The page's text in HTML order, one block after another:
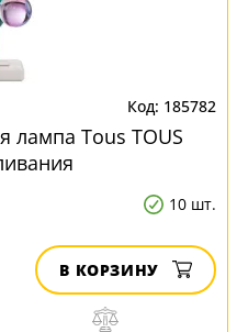
185782
лампа Tous TOUS
10 шт.
В КОРЗИНУ